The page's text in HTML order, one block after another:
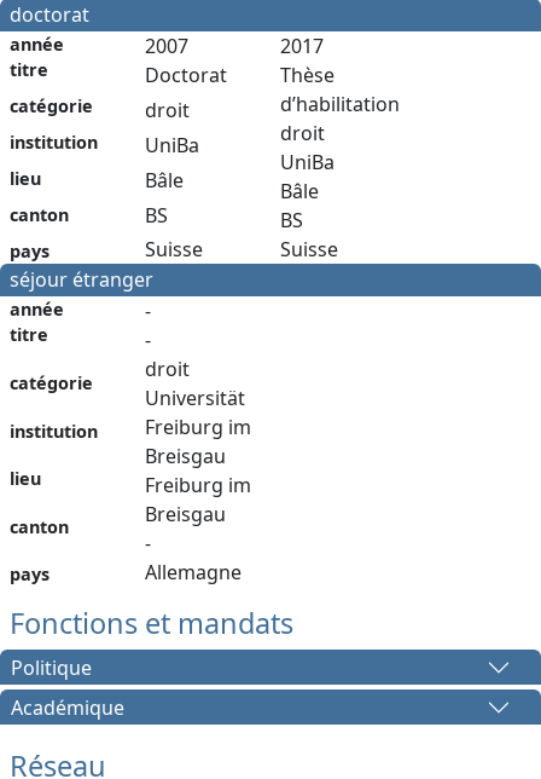
doctorat
année
titre
catégorie
institution
lieu
canton
pays
2007
Doctorat
droit
UniBa
Bâle
BS
Suisse
2017
Thèse
d’habilitation
droit
UniBa
Bâle
BS
Suisse
séjour étranger
année
titre
catégorie
institution
lieu
canton
pays
-
-
droit
Universität
Freiburg im
Breisgau
Freiburg im
Breisgau
-
Allemagne
Fonctions et mandats
Politique
Académique
Réseau